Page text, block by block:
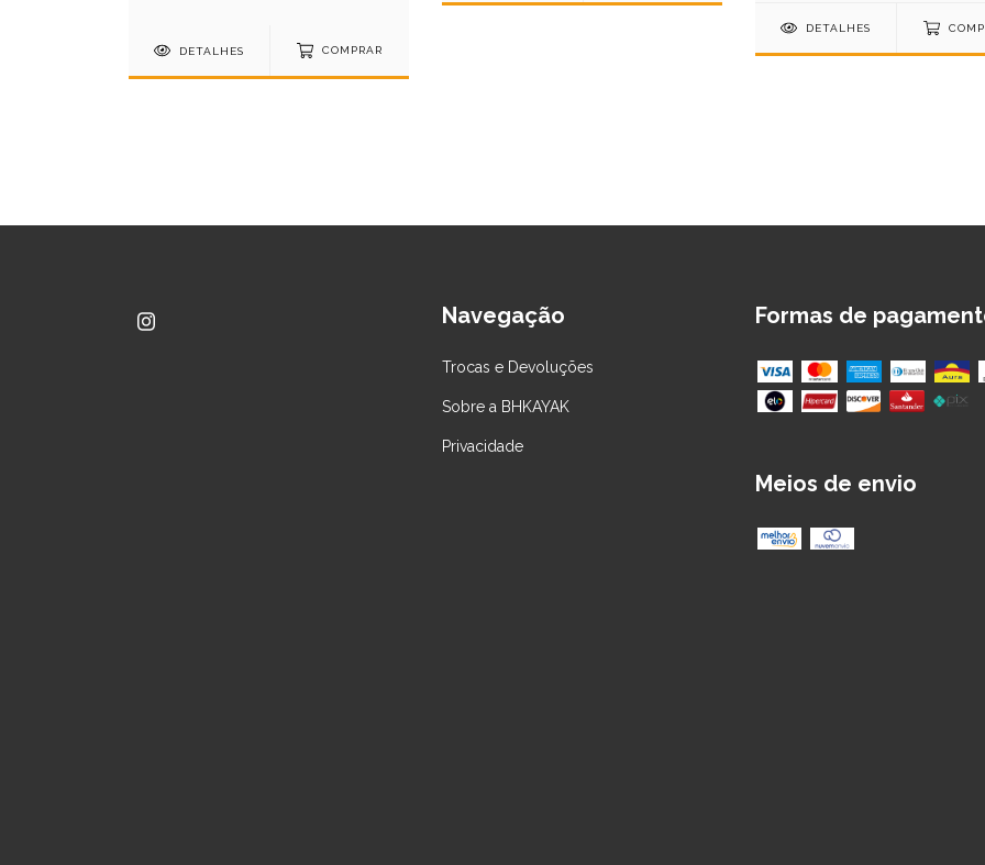
DETALHES COMPRAR
DETALHES
Navegação
Trocas e Devoluções
Sobre a BHKAYAK
Privacidade
Formas de
Meios de envio